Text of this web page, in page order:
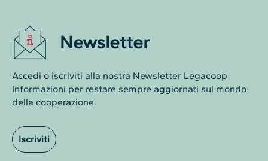
Newsletter
Accedi o iscriviti alla nostra Newsletter Legacoop
Informazioni per restare sempre aggiornati sul mondo
della cooperazione.
Iscriviti